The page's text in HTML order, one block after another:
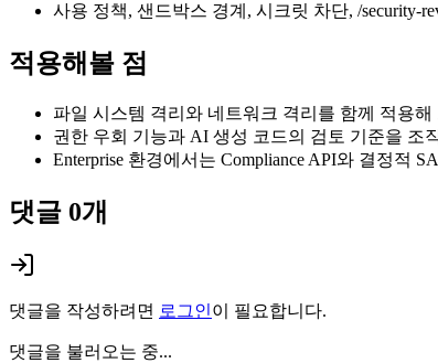
사용 정책, 샌드박스 경계, 시크릿 차단, /security-
적용해볼 점
파일 시스템 격리와 네트워크 격리를 함께 적용
권한 우회 기능과 AI 생성 코드의 검토 기준을 조
Enterprise 환경에서는 Compliance API와 결정적
댓글 0개
댓글을 작성하려면 로그인이 필요합니다.
댓글을 불러오는 중...